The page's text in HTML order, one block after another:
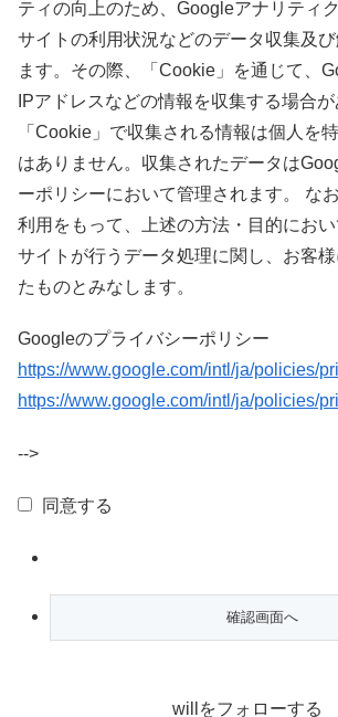
ティの向上のため、Googleアナリティ
サイトの利用状況などのデータ収集及
ます。その際、「Cookie」を通じて、
IPアドレスなどの情報を収集する場合が
「Cookie」で収集される情報は個人を
はありません。収集されたデータは
ーポリシーにおいて管理されます。 な
利用をもって、上述の方法・目的にお
サイトが行うデータ処理に関し、お客
たものとみなします。
Googleのプライバシーポリシー
https://www.google.com/intl/ja/policies/
https://www.google.com/intl/ja/policies/
-->
同意する
willをフォローする